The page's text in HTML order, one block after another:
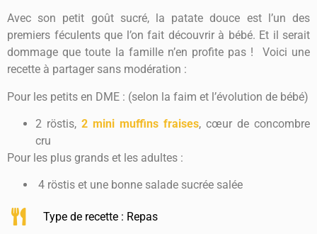
Avec son petit goût sucré, la patate douce est l’un des
premiers féculents que l’on fait découvrir à bébé. Et il serait
dommage que toute la famille n’en profite pas ! Voici une
recette à partager sans modération :
Pour les petits en DME : (selon la faim et l’évolution de bébé)
2 röstis, 2 mini muffins fraises, cœur de concombre
cru
Pour les plus grands et les adultes :
4 röstis et une bonne salade sucrée salée
Type de recette : Repas